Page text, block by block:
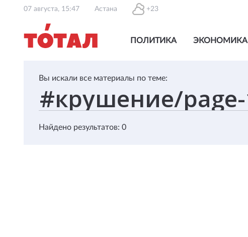
07 августа, 15:47 Астана +23
ПОЛИТИКА ЭКОНОМИКА
Вы искали все материалы по теме:
Найдено результатов: 0